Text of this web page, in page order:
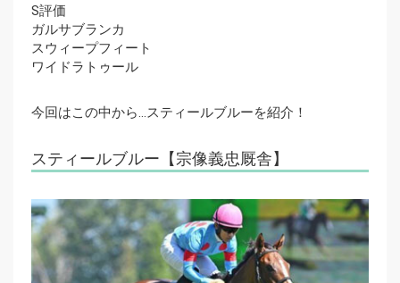
S評価
ガルサブランカ
スウィープフィート
ワイドラトゥール
今回はこの中から…スティールブルーを紹介！
スティールブルー【宗像義忠厩舎】